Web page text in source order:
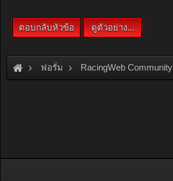
ฟอรั่ม RacingWeb Community